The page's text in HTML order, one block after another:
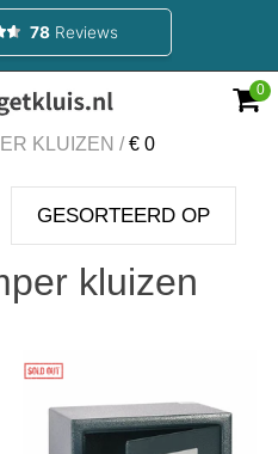
0
KLUIZEN / € 0
GESORTEERD OP
kluizen